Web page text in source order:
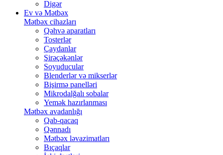
Digər
Ev və Mətbəx
Mətbəx cihazları
Qəhvə aparatları
Tosterlər
Çaydanlar
Şirəçəkənlər
Soyuducular
Blenderlər və mikserlər
Bişirmə panelləri
Mikrodalğalı sobalar
Yemək hazırlanması
Mətbəx avadanlığı
Qab-qacaq
Qənnadı
Mətbəx ləvazimatları
Bıçaqlar